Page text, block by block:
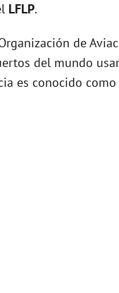
LFLP.
de
del mundo
es conocido como